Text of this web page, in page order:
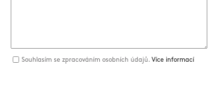
Souhlasím se zpracováním osobních údajů.Více informací